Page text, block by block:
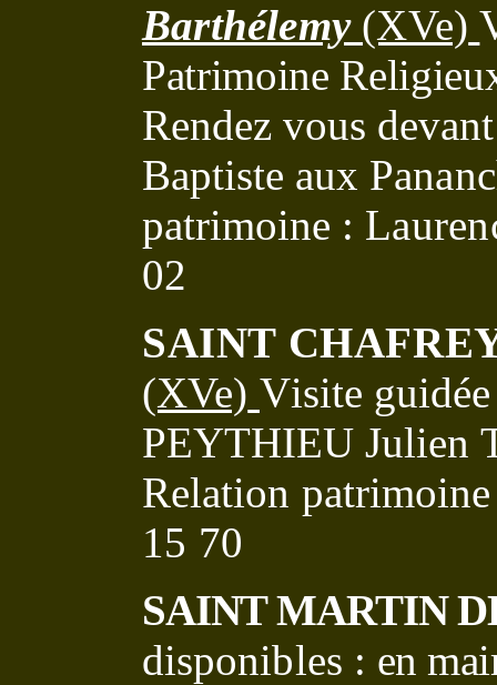
Barthélemy(XVe)
Patrimoine
Rendez vous
Baptiste aux
patrimoine :
02
SAINT
(XVe) Visite
PEYTHIEU Julien
Relation
15 70
SAINT MARTIN
disponibles : en